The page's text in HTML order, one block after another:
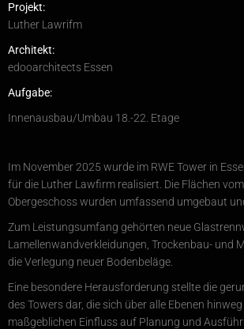
Projekt:
Luther Lawrifm
Architekt:
edooarchitects Essen
Aufgabe:
Innenausbau/Umbau 18.-22. Etage
Im November 2025 wurde im RWE Tower in
für die Luther Lawfirm realisiert. Die Flächen
Obergeschoss wurden umfassend umgebaut
Zum Leistungsumfang gehörten neue
Lamellenwandverkleidungen, Trockenbau- und
die Verlegung neuer Bodenbeläge.
Eine besondere Herausforderung stellte die
des Towers dar, die sich über alle Ebenen
maßgeblichen Einfluss auf Planung und